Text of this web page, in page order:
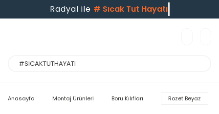
Radyal ile # Sıcak Tut Hayatı
Anasayfa Montaj Ürünleri Boru Kılıfları Rozet Beyaz